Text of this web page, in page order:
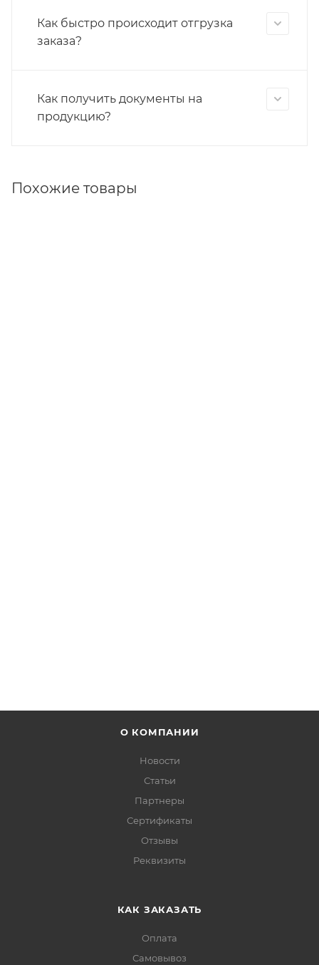
Как быстро происходит отгрузка
заказа?
Как получить документы на
продукцию?
Похожие товары
О КОМПАНИИ
Новости
Статьи
Партнеры
Сертификаты
Отзывы
Реквизиты
КАК ЗАКАЗАТЬ
Оплата
Самовывоз